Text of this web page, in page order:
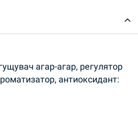
агар-агар, регулятор
антиоксидант: